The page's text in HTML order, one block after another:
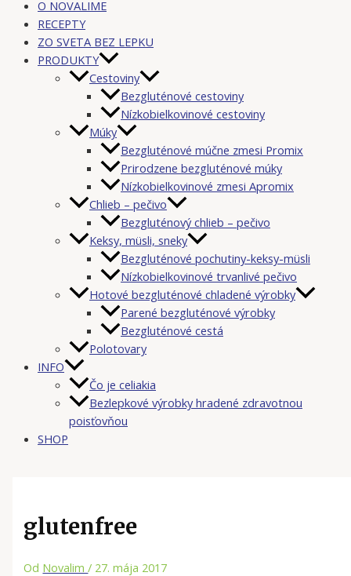
O NOVALIME
RECEPTY
ZO SVETA BEZ LEPKU
PRODUKTY
Cestoviny
Bezgluténové cestoviny
Nízkobielkovinové cestoviny
Múky
Bezgluténové múčne zmesi Promix
Prirodzene bezgluténové múky
Nízkobielkovinové zmesi Apromix
Chlieb – pečivo
Bezgluténový chlieb – pečivo
Keksy, müsli, sneky
Bezgluténové pochutiny-keksy-müsli
Nízkobielkovinové trvanlivé pečivo
Hotové bezgluténové chladené výrobky
Parené bezgluténové výrobky
Bezgluténové cestá
Polotovary
INFO
Čo je celiakia
Bezlepkové výrobky hradené zdravotnou
poisťovňou
SHOP
glutenfree
Od Novalim/ 27. mája 2017